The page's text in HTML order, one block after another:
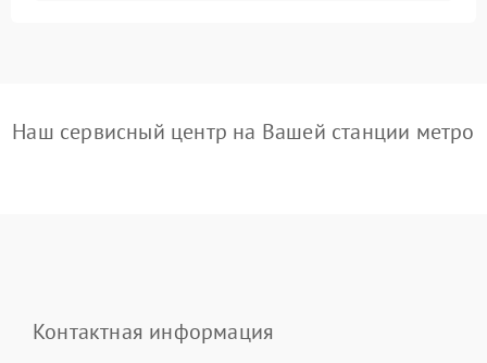
Наш сервисный центр на Вашей станции метро
Контактная информация